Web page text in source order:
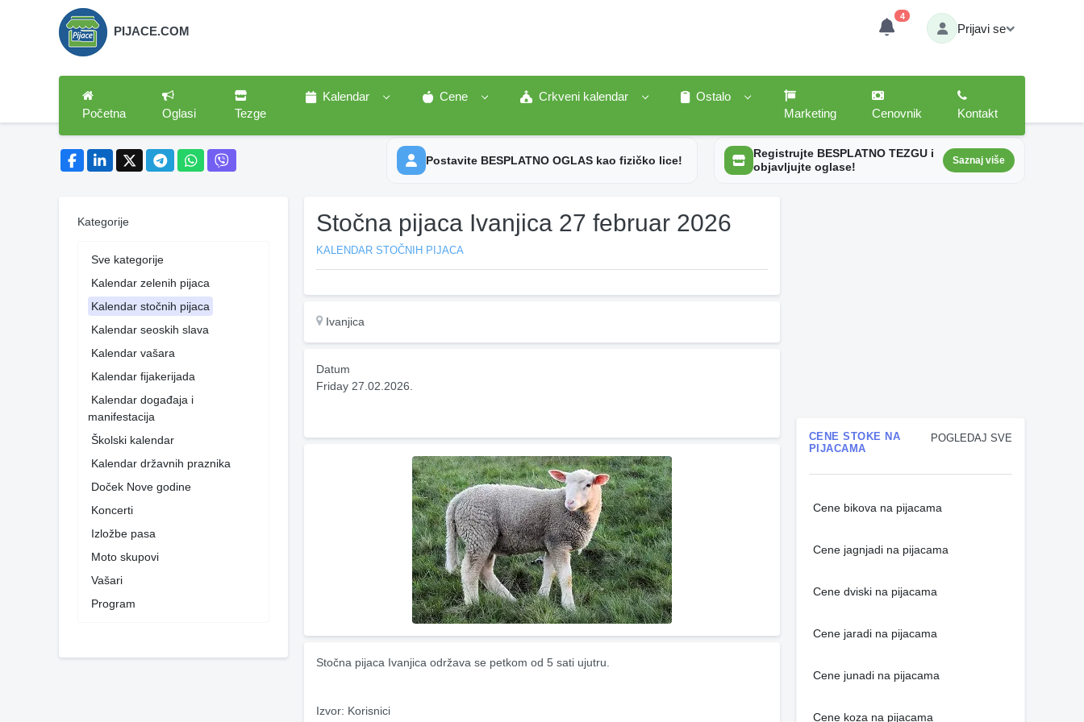
PIJACE.COM
4
Prijavi se
Početna Oglasi Tezge
Kalendar Cene Crkveni kalendar
Ostalo
Marketing
Cenovnik Kontakt
Postavite BESPLATNO OGLAS kao fizičko lice!
Registrujte BESPLATNO TEZGU i
objavljujte oglase!
Saznaj više
Kategorije
Sve kategorije
Kalendar zelenih pijaca
Kalendar stočnih pijaca
Kalendar seoskih slava
Kalendar vašara
Kalendar fijakerijada
Kalendar događaja i
manifestacija
Školski kalendar
Kalendar državnih praznika
Doček Nove godine
Koncerti
Izložbe pasa
Moto skupovi
Vašari
Program
Stočna pijaca Ivanjica 27 februar 2026
KALENDAR STOČNIH PIJACA
Ivanjica
Datum
Friday 27.02.2026.
Stočna pijaca Ivanjica održava se petkom od 5 sati ujutru.
Izvor: Korisnici
POGLEDAJ SVE
CENE STOKE NA
PIJACAMA
Cene bikova na pijacama
Cene jagnjadi na pijacama
Cene dviski na pijacama
Cene jaradi na pijacama
Cene junadi na pijacama
Cene koza na pijacama